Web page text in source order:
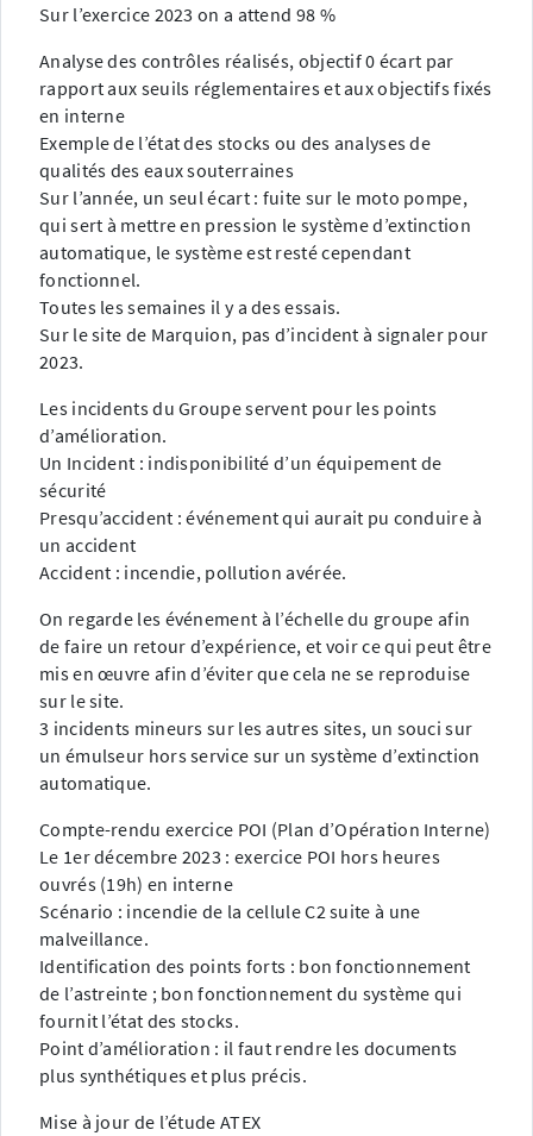
Sur l’exercice 2023 on a attend 98 %
Analyse des contrôles réalisés, objectif 0 écart par
rapport aux seuils réglementaires et aux objectifs fixés
en interne
Exemple de l’état des stocks ou des analyses de
qualités des eaux souterraines
Sur l’année, un seul écart : fuite sur le moto pompe,
qui sert à mettre en pression le système d’extinction
automatique, le système est resté cependant
fonctionnel.
Toutes les semaines il y a des essais.
Sur le site de Marquion, pas d’incident à signaler pour
2023.
Les incidents du Groupe servent pour les points
d’amélioration.
Un Incident : indisponibilité d’un équipement de
sécurité
Presqu’accident : événement qui aurait pu conduire à
un accident
Accident : incendie, pollution avérée.
On regarde les événement à l’échelle du groupe afin
de faire un retour d’expérience, et voir ce qui peut être
mis en œuvre afin d’éviter que cela ne se reproduise
sur le site.
3 incidents mineurs sur les autres sites, un souci sur
un émulseur hors service sur un système d’extinction
automatique.
Compte-rendu exercice POI (Plan d’Opération Interne)
Le 1er décembre 2023 : exercice POI hors heures
ouvrés (19h) en interne
Scénario : incendie de la cellule C2 suite à une
malveillance.
Identification des points forts : bon fonctionnement
de l’astreinte ; bon fonctionnement du système qui
fournit l’état des stocks.
Point d’amélioration : il faut rendre les documents
plus synthétiques et plus précis.
Mise à jour de l’étude ATEX